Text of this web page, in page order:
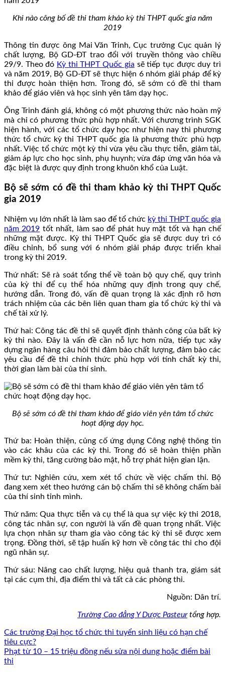
Khi nào công bố đề thi tham khảo kỳ thi THPT quốc gia năm
2019
Thông tin được ông Mai Văn Trinh, Cục trưởng Cục quản lý
chất lượng, Bộ GD-ĐT trao đổi với truyền thông vào chiều
29/9. Theo đó Kỳ thi THPT Quốc gia sẽ tiếp tục được duy trì
và năm 2019, Bộ GD-ĐT sẽ thực hiện 6 nhóm giải pháp để kỳ
thi được hoàn thiện hơn. Trong đó, sẽ sớm có đề thi tham
khảo để giáo viên và học sinh yên tâm dạy học.
Ông Trinh đánh giá, không có một phương thức nào hoàn mỹ
mà chỉ có phương thức phù hợp nhất. Với chương trình SGK
hiện hành, với các tổ chức dạy học như hiện nay thì phương
thức tổ chức kỳ thi THPT quốc gia là phương thức phù hợp
nhất. Việc tổ chức một kỳ thi vừa yêu cầu thực tiễn, giảm tải,
giảm áp lực cho học sinh, phụ huynh; vừa đáp ứng văn hóa và
đặc biệt là được quy định trong khuôn khổ của Luật.
Bộ sẽ sớm có đề thi tham khảo kỳ thi THPT Quốc
gia 2019
Nhiệm vụ lớn nhất là làm sao để tổ chức kỳ thi THPT quốc gia
năm 2019 tốt nhất, làm sao để phát huy mặt tốt và hạn chế
những mặt được. Kỳ thi THPT Quốc gia sẽ được duy trì có
điều chỉnh, bổ sung với 6 nhóm giải pháp được triển khai
trong kỳ thi 2019.
Thứ nhất: Sẽ rà soát tổng thể về toàn bộ quy chế, quy trình
của kỳ thi để cụ thể hóa những quy định trong quy chế,
hướng dẫn. Trong đó, vấn đề quan trọng là xác định rõ hơn
trách nhiệm của các bên liên quan tham gia tổ chức kỳ thi và
chế tài xử lý.
Thứ hai: Công tác đề thi sẽ quyết định thành công của bất kỳ
kỳ thi nào. Đây là vấn đề cần nỗ lực hơn nữa, tiếp tục xây
dựng ngân hàng câu hỏi thi đảm bảo chất lượng, đảm bảo các
yêu cầu để đề thi chính thức phù hợp với tính chất kỳ thi,
thời gian làm bài của thí sinh.
Bộ sẽ sớm có đề thi tham khảo để giáo viên yên tâm tổ chức
hoạt động dạy học.
Thứ ba: Hoàn thiện, củng cố ứng dụng Công nghệ thông tin
vào các khâu của các kỳ thi. Trong đó sẽ hoàn thiện phần
mềm kỳ thi, tăng cường bảo mật, hỗ trợ phát hiện gian lận.
Thứ tư: Nghiên cứu, xem xét tổ chức về việc chấm thi. Bộ
đang xem xét theo hướng cán bộ chấm thi sẽ không chấm bài
của thí sinh tỉnh mình.
Thứ năm: Qua thực tiễn và cụ thể là qua sự việc kỳ thi 2018,
công tác nhân sự, con người là vấn đề quan trọng nhất. Việc
lựa chọn nhân sự tham gia vào công tác kỳ thi sẽ được xem
trọng. Đồng thời, sẽ tập huấn kỹ hơn về công tác thi cho đội
ngũ nhân sự.
Thứ sáu: Nâng cao chất lượng, hiệu quả thanh tra, giám sát
tại các cụm thi, địa điểm thi và tất cả các phòng thi.
Nguồn: Dân trí.
Trường Cao đẳng Y Dược Pasteurtổng hợp.
Các trường Đại học tổ chức thi tuyển sinh liệu có hạn chế
tiêu cực?
Phạt từ 10 – 15 triệu đồng nếu sửa nội dung hoặc điểm bài
thi